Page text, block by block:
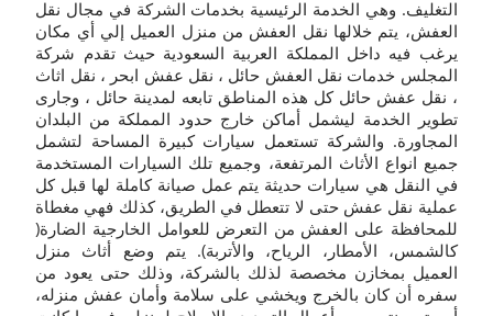
التغليف. وهي الخدمة الرئيسية بخدمات الشركة في مجال نقل
العفش، يتم خلالها نقل العفش من منزل العميل إلي أي مكان
يرغب فيه داخل المملكة العربية السعودية حيث تقدم شركة
المجلس خدمات نقل العفش حائل ، نقل عفش ابحر ، نقل اثاث
، نقل عفش حائل كل هذه المناطق تابعه لمدينة حائل ، وجارى
تطوير الخدمة ليشمل أماكن خارج حدود المملكة من البلدان
المجاورة. والشركة تستعمل سيارات كبيرة المساحة لتشمل
جميع انواع الأثاث المرتفعة، وجميع تلك السيارات المستخدمة
في النقل هي سيارات حديثة يتم عمل صيانة كاملة لها قبل كل
عملية نقل عفش حتى لا تتعطل في الطريق، كذلك فهي مغطاة
للمحافظة على العفش من التعرض للعوامل الخارجية الضارة(
كالشمس، الأمطار، الرياح، والأتربة). يتم وضع أثاث منزل
العميل بمخازن مخصصة لذلك بالشركة، وذلك حتى يعود من
سفره أن كان بالخرج ويخشي على سلامة وأمان عفش منزله،